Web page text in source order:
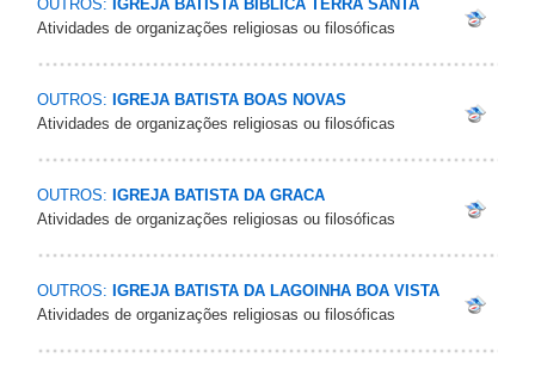
OUTROS: IGREJA BATISTA BIBLICA TERRA SANTA
Atividades de organizações religiosas ou filosóficas
OUTROS: IGREJA BATISTA BOAS NOVAS
Atividades de organizações religiosas ou filosóficas
OUTROS: IGREJA BATISTA DA GRACA
Atividades de organizações religiosas ou filosóficas
OUTROS: IGREJA BATISTA DA LAGOINHA BOA VISTA
Atividades de organizações religiosas ou filosóficas